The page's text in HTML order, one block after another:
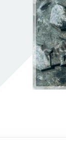
Klima
Triger
Dizel
Sunroof